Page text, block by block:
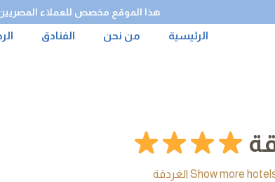
هذا الموقع مخصص للعملاء
الرئيسية من نحن الفنادق